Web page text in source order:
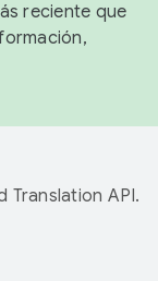
reciente que
Translation API.